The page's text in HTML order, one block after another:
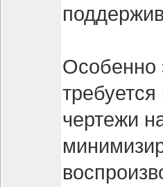
Особенно
чертежи